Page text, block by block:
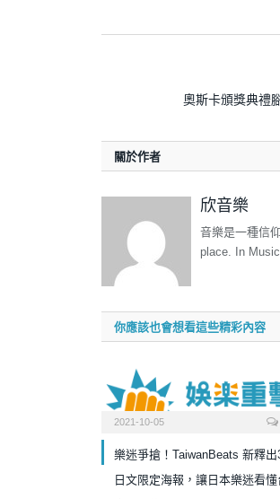
奧斯卡頒獎典禮
關於作者
欣音樂
音樂是一種信
place. In
你應該也會想看這些精彩內容
2021-10-05
樂迷爭搶！TaiwanBeats 新釋出
日文限定海報，讓日本樂迷看懂